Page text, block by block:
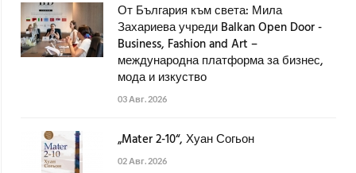
От България към света: Мила
Захариева учреди Balkan Open Door -
Business, Fashion and Art –
международна платформа за бизнес,
мода и изкуство
03 Авг. 2026
„Mater 2-10“, Хуан Согьон
02 Авг. 2026